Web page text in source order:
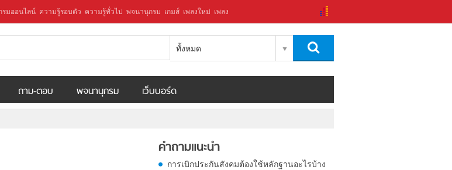
รมออนไลน์ ความรู้รอบตัว ความรู้ทั่วไป พจนานุกรม เกมส์ เพลงใหม่ เพลง
ทั้งหมด
ถาม-ตอบ พจนานุกรม เว็บบอร์ด
คำถามแนะนำ
การเบิกประกันสังคมต้องใช้หลักฐานอะไรบ้าง